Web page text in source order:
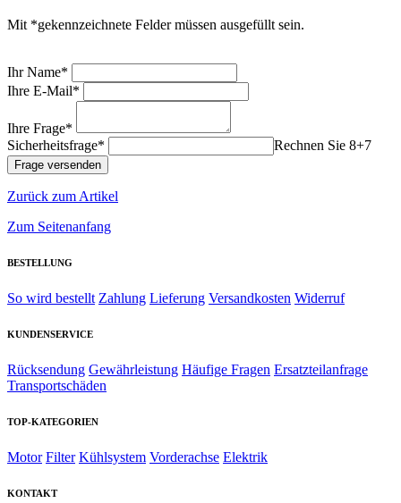
Mit *gekennzeichnete Felder müssen ausgefüllt sein.
Ihr Name*
Ihre E-Mail*
Ihre Frage*
Sicherheitsfrage*
Rechnen Sie 8+7
Zurück zum Artikel
Zum Seitenanfang
BESTELLUNG
So wird bestellt Zahlung Lieferung Versandkosten Widerruf
KUNDENSERVICE
Rücksendung Gewährleistung Häufige Fragen Ersatzteilanfrage
Transportschäden
TOP-KATEGORIEN
Motor Filter Kühlsystem Vorderachse Elektrik
KONTAKT